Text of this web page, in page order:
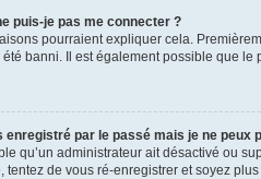
puis-je pas me connecter ?
pourraient expliquer cela.
été banni. Il est également possible que
enregistré par le passé mais je ne peux
qu’un administrateur ait désactivé ou
tentez de vous ré-enregistrer et soyez plus